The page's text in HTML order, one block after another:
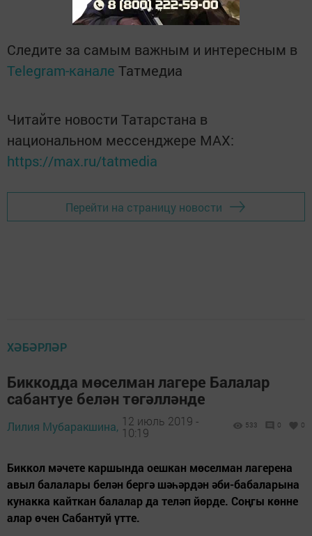
Следите за самым важным и интересным в
Telegram-канале Татмедиа
Читайте новости Татарстана в
национальном мессенджере MАХ:
https://max.ru/tatmedia
Перейти на страницу новости
ХӘБӘРЛӘР
Биккодда мөселман лагере Балалар
сабантуе белән төгәлләнде
Лилия Мубаракшина, 12 июль 2019 -
10:19
533 0 0
Биккол мәчете каршында оешкан мөселман лагерена
авыл балалары белән бергә шәһәрдән әби-бабаларына
кунакка кайткан балалар да теләп йөрде. Соңгы көнне
алар өчен Сабантуй үтте.